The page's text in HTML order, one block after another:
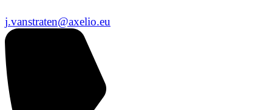
j.vanstraten@axelio.eu